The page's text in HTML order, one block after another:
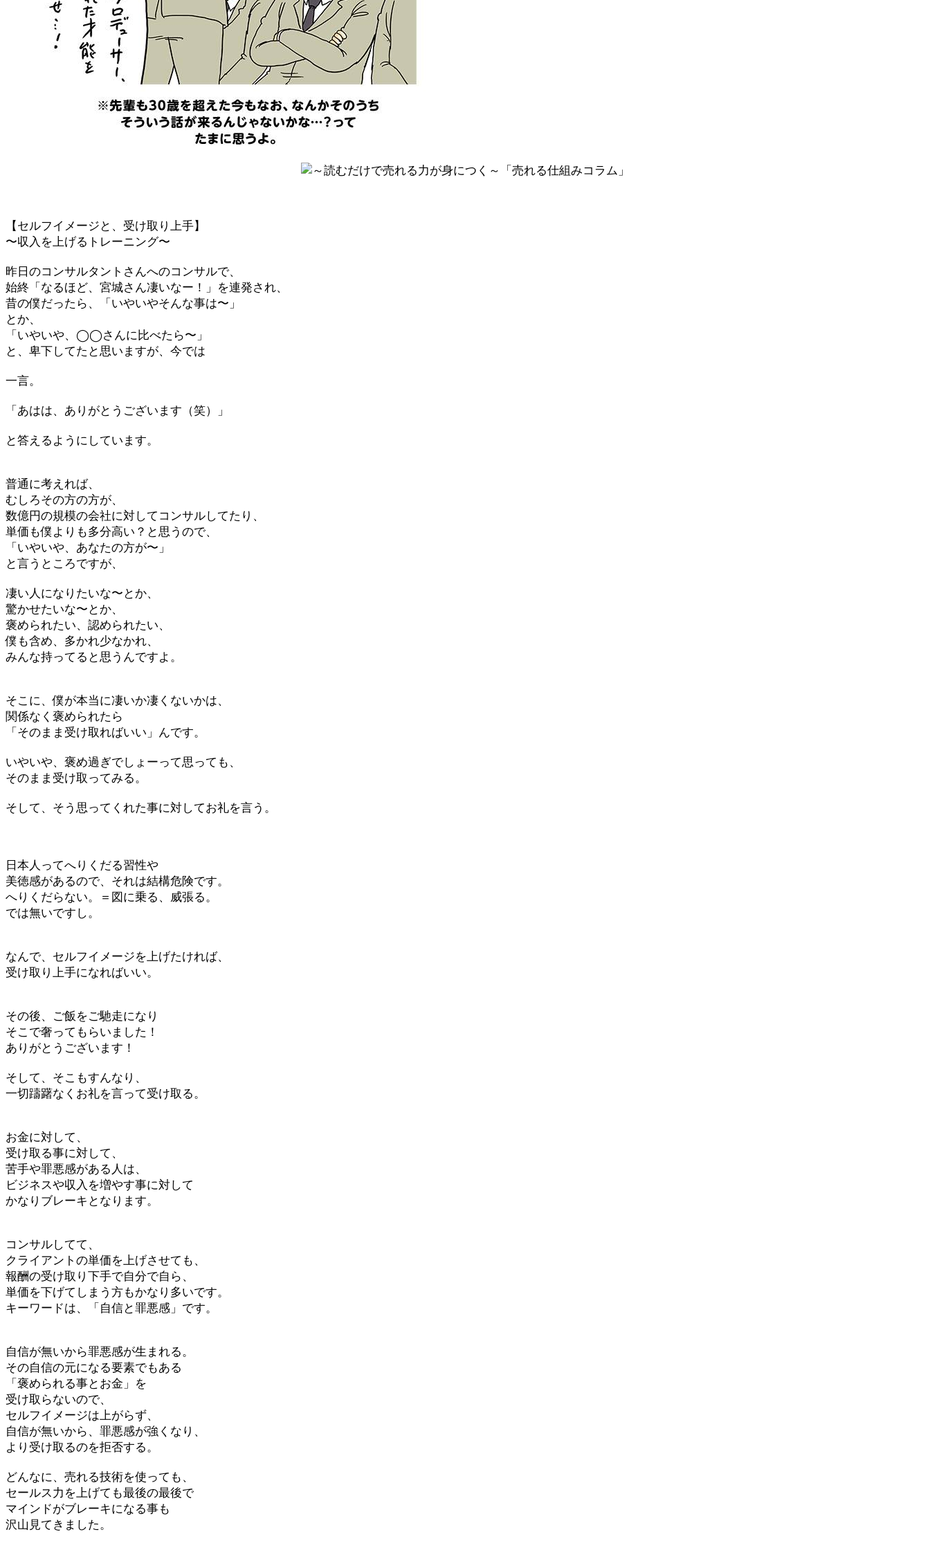
【セルフイメージと、受け取り上手】
〜収入を上げるトレーニング〜
昨日のコンサルタントさんへのコンサルで、
始終「なるほど、宮城さん凄いなー！」を連発され、
昔の僕だったら、「いやいやそんな事は〜」
とか、
「いやいや、◯◯さんに比べたら〜」
と、卑下してたと思いますが、今では
一言。
「あはは、ありがとうございます（笑）」
と答えるようにしています。
普通に考えれば、
むしろその方の方が、
数億円の規模の会社に対してコンサルしてたり、
単価も僕よりも多分高い？と思うので、
「いやいや、あなたの方が〜」
と言うところですが、
凄い人になりたいな〜とか、
驚かせたいな〜とか、
褒められたい、認められたい、
僕も含め、多かれ少なかれ、
みんな持ってると思うんですよ。
そこに、僕が本当に凄いか凄くないかは、
関係なく褒められたら
「そのまま受け取ればいい」んです。
いやいや、褒め過ぎでしょーって思っても、
そのまま受け取ってみる。
そして、そう思ってくれた事に対してお礼を言う。
日本人ってへりくだる習性や
美徳感があるので、それは結構危険です。
へりくだらない。＝図に乗る、威張る。
では無いですし。
なんで、セルフイメージを上げたければ、
受け取り上手になればいい。
その後、ご飯をご馳走になり
そこで奢ってもらいました！
ありがとうございます！
そして、そこもすんなり、
一切躊躇なくお礼を言って受け取る。
お金に対して、
受け取る事に対して、
苦手や罪悪感がある人は、
ビジネスや収入を増やす事に対して
かなりブレーキとなります。
コンサルしてて、
クライアントの単価を上げさせても、
報酬の受け取り下手で自分で自ら、
単価を下げてしまう方もかなり多いです。
キーワードは、「自信と罪悪感」です。
自信が無いから罪悪感が生まれる。
その自信の元になる要素でもある
「褒められる事とお金」を
受け取らないので、
セルフイメージは上がらず、
自信が無いから、罪悪感が強くなり、
より受け取るのを拒否する。
どんなに、売れる技術を使っても、
セールス力を上げても最後の最後で
マインドがブレーキになる事も
沢山見てきました。